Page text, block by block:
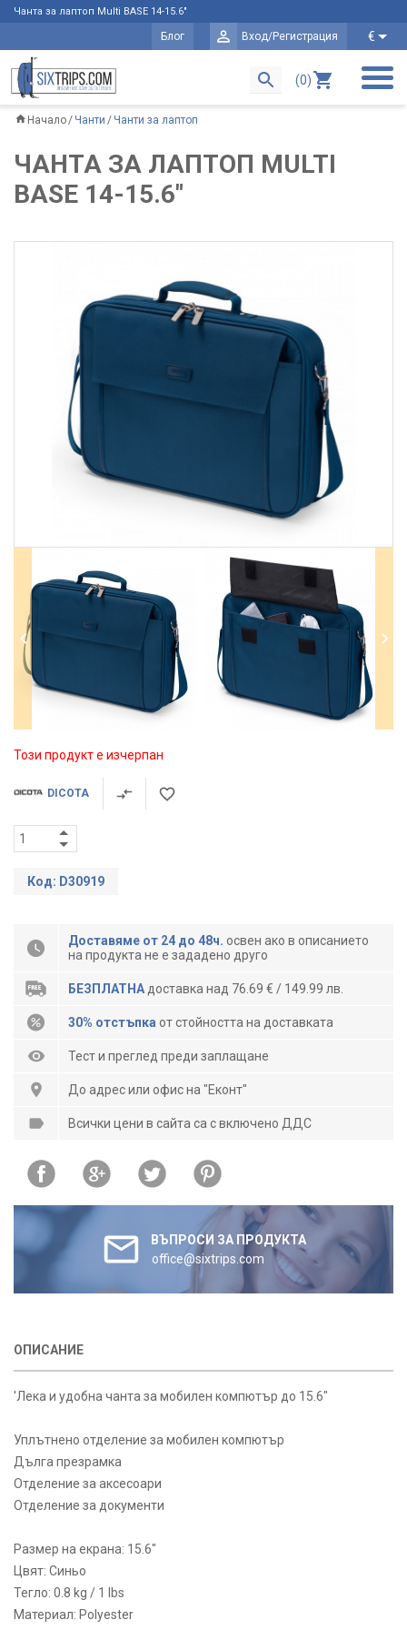
Чанта за лаптоп Multi BASE 14-15.6"
Блог Вход/Регистрация €
(0)
Начало Чанти Чанти за лаптоп
ЧАНТА ЗА ЛАПТОП MULTI
BASE 14-15.6"
Този продукт е изчерпан
DICOTA
Код: D30919
Доставяме от 24 до 48ч. освен ако в описанието
на продукта не е зададено друго
БЕЗПЛАТНА доставка над 76.69 € / 149.99 лв.
30% отстъпка от стойността на доставката
Тест и преглед преди заплащане
До адрес или офис на "Еконт"
Всички цени в сайта са с включено ДДС
ВЪПРОСИ ЗА ПРОДУКТА
office@sixtrips.com
ОПИСАНИЕ
'Лека и удобна чанта за мобилен компютър до 15.6"
Уплътнено отделение за мобилен компютър
Дълга презрамка
Отделение за аксесоари
Отделение за документи
Размер на екрана: 15.6"
Цвят: Синьо
Тегло: 0.8 kg / 1 lbs
Материал: Polyester